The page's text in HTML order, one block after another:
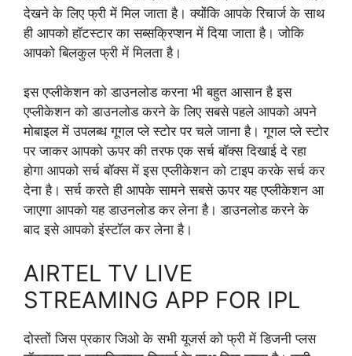
देखने के लिए फ्री में मिल जाता है। क्योंकि आपके रिचार्ज के साथ
ही आपको हॉटस्टार का सब्सक्रिप्शन में दिया जाता है। जोकि
आपको बिलकुल फ्री में मिलता है।
इस एप्लीकेशन को डाउनलोड करना भी बहुत आसान है इस
एप्लीकेशन को डाउनलोड करने के लिए सबसे पहले आपको अपने
मोबाइल में उपलब्ध गूगल प्ले स्टोर पर चले जाना है। गूगल प्ले स्टोर
पर जाकर आपको ऊपर की तरफ एक सर्च बॉक्स दिखाई दे रहा
होगा आपको सर्च बॉक्स में इस एप्लीकेशन को टाइप करके सर्च कर
देना है। सर्च करते ही आपके सामने सबसे ऊपर यह एप्लीकेशन आ
जाएगा आपको यह डाउनलोड कर लेना है। डाउनलोड करने के
बाद इसे आपको इंस्टॉल कर लेना है।
AIRTEL TV LIVE
STREAMING APP FOR IPL
दोस्तों जिस प्रकार जिओ के सभी यूजर्स को फ्री में डिजनी प्लस